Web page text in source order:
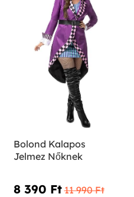
Bolond Kalapos
Jelmez Nőknek
8 390 Ft‎ 11 990 Ft‎